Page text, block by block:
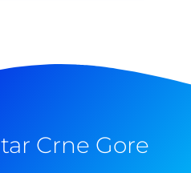
Crne Gore